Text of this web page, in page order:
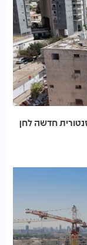
חדשה לחן